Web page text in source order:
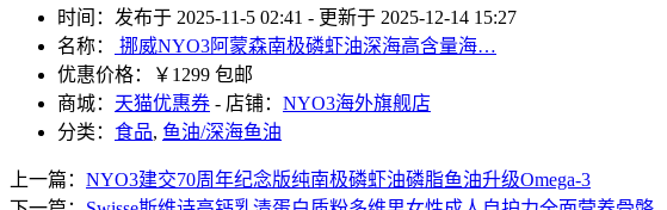
时间：发布于 2025-11-5 02:41 - 更新于 2025-12-14 15:27
名称：
挪威NYO3阿蒙森南极磷虾油深海高含量海…
优惠价格：
￥1299 包邮
商城： 天猫优惠券 - 店铺： NYO3海外旗舰店
分类： 食品, 鱼油/深海鱼油
上一篇： NYO3建交70周年纪念版纯南极磷虾油磷脂鱼油升级Omega-3